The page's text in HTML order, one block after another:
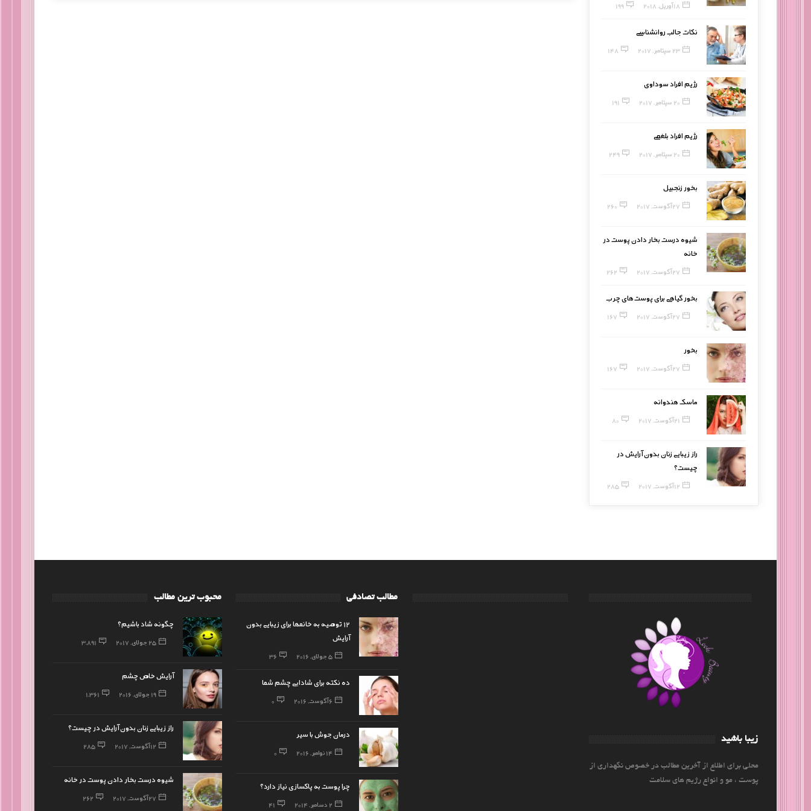
18 آوریل, 2018 199
نکات جالب روانشناسی
23 سپتامبر, 2017 148
رژیم افراد سوداوی
20 سپتامبر, 2017 191
رژیم افراد بلغمی
20 سپتامبر, 2017 249
بخور زنجبیل
27 آگوست, 2017 260
شیوه درست بخار دادن پوست در
خانه
27 آگوست, 2017 262
بخور گیاهی برای پوست‌های چرب
27 آگوست, 2017 167
بخور
27 آگوست, 2017 167
ماسک هندوانه
21 آگوست, 2017 80
راز زیبایی زنان بدون آرایش در
چیست؟
12 آگوست, 2017 285
محبوب ترین مطالب
چگونه شاد باشیم؟
25 جولای, 2017 3,891
آرایش خاص چشم
19 جولای, 2016 1,361
راز زیبایی زنان بدون آرایش در چیست؟
12 آگوست, 2017 285
شیوه درست بخار دادن پوست در خانه
27 آگوست, 2017 262
مطالب تصادفی
12 توصیه به خانمها برای زیبایی بدون
آرایش
5 جولای, 2016 36
ده نکته برای شادابی چشم شما
6 آگوست, 2016 0
درمان جوش با سیر
14 نوامبر, 2016 0
چرا پوست به پاکسازی نیاز دارد؟
2 دسامبر, 2014 41
زیبا باشید
محلی برای اطلاع از آخرین مطالب در خصوص نگهداری از
پوست ، مو و انواع رژیم های سلامت